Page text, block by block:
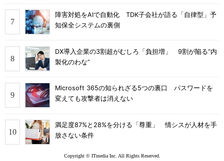
障害対処をAIで自動化 TDK子会社が語る「自律型」予
知保全システムの裏側
DX導入企業の3割超がむしろ「負担増」 9割が陥る“内
製化のわな”
Microsoft 365の知られざる5つの裏口 パスワードを
変えても攻撃者は消えない
満足度87%と28%を分ける「尊重」 情シスが人材を手
放さない条件
Copyright © ITmedia Inc. All Rights Reserved.